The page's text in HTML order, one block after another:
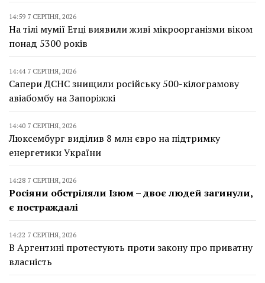
14:59 7 СЕРПНЯ, 2026
На тілі мумії Етці виявили живі мікроорганізми віком
понад 5300 років
14:44 7 СЕРПНЯ, 2026
Сапери ДСНС знищили російську 500-кілограмову
авіабомбу на Запоріжжі
14:40 7 СЕРПНЯ, 2026
Люксембург виділив 8 млн євро на підтримку
енергетики України
14:28 7 СЕРПНЯ, 2026
Росіяни обстріляли Ізюм – двоє людей загинули,
є постраждалі
14:22 7 СЕРПНЯ, 2026
В Аргентині протестують проти закону про приватну
власність